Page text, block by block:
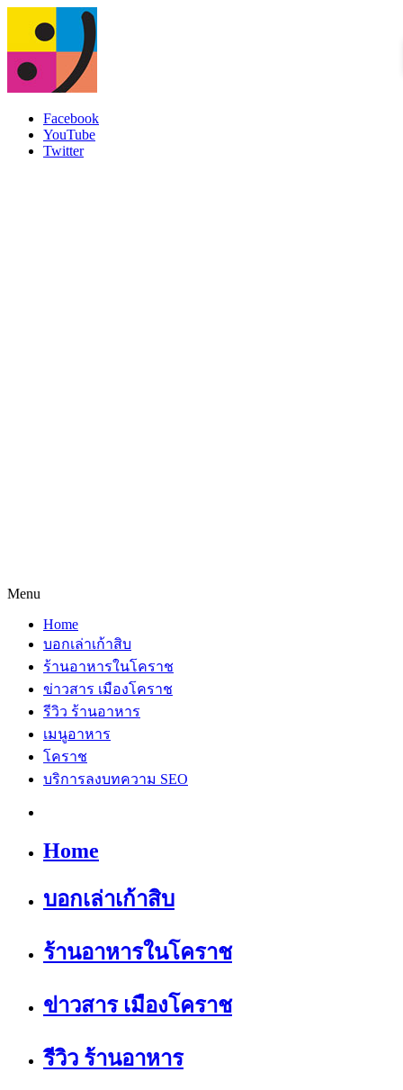
Facebook
YouTube
Twitter
Menu
Home
บอกเล่าเก้าสิบ
ร้านอาหารในโคราช
ข่าวสาร เมืองโคราช
รีวิว ร้านอาหาร
เมนูอาหาร
โคราช
บริการลงบทความ SEO
Home
บอกเล่าเก้าสิบ
ร้านอาหารในโคราช
ข่าวสาร เมืองโคราช
รีวิว ร้านอาหาร